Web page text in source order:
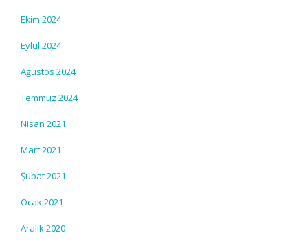
Ekim 2024
Eylül 2024
Ağustos 2024
Temmuz 2024
Nisan 2021
Mart 2021
Şubat 2021
Ocak 2021
Aralık 2020